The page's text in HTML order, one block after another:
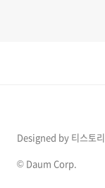
Designed by 티스토리
© Daum Corp.